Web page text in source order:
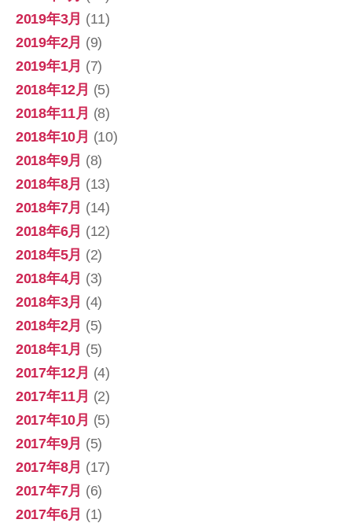
2019年3月 (11)
2019年2月 (9)
2019年1月 (7)
2018年12月 (5)
2018年11月 (8)
2018年10月 (10)
2018年9月 (8)
2018年8月 (13)
2018年7月 (14)
2018年6月 (12)
2018年5月 (2)
2018年4月 (3)
2018年3月 (4)
2018年2月 (5)
2018年1月 (5)
2017年12月 (4)
2017年11月 (2)
2017年10月 (5)
2017年9月 (5)
2017年8月 (17)
2017年7月 (6)
2017年6月 (1)